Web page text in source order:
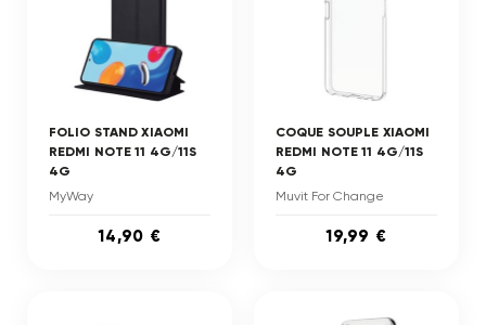
FOLIO STAND XIAOMI
REDMI NOTE 11 4G/11S
4G
MyWay
14,90 €
COQUE SOUPLE XIAOMI
REDMI NOTE 11 4G/11S
4G
Muvit For Change
19,99 €